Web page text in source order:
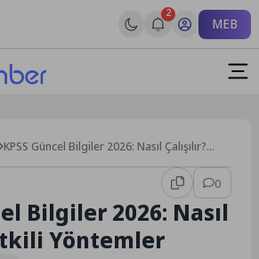
2
MEB
KPSS Güncel Bilgiler 2026: Nasıl Çalışılır?
0
Bilgiler 2026: Nasıl
Yöntemler